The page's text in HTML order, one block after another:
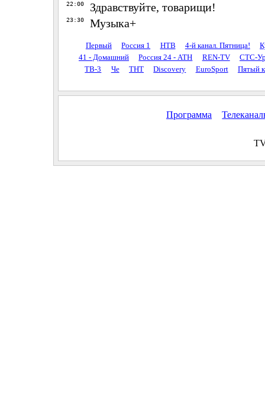
22:00 Здравствуйте, товарищи!
23:30 Музыка+
Первый Россия 1 НТВ 4-й канал. Пятница!
41 - Домашний
Россия 24 - АТН REN-TV
СТС-
ТВ-3
Че ТНТ Discovery EuroSport Пятый
Программа